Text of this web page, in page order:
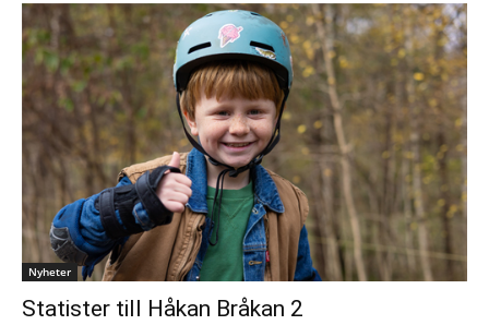
Nyheter
Statister till Håkan Bråkan 2